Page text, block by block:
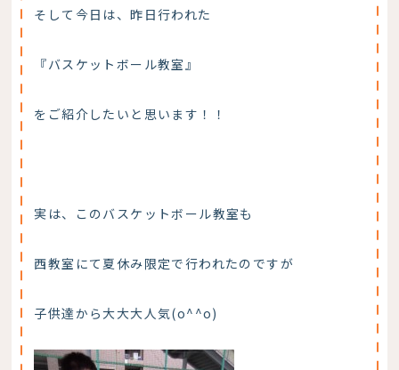
そして今日は、昨日行われた
『バスケットボール教室』
をご紹介したいと思います！！
実は、このバスケットボール教室も
西教室にて夏休み限定で行われたのですが
子供達から大大大人気(o^^o)